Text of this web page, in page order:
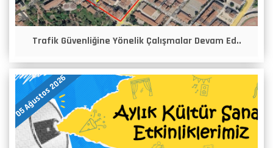
Trafik Güvenliğine Yönelik Çalışmalar Devam Ed..
05 Ağustos 2026